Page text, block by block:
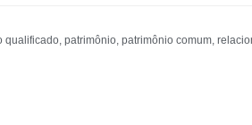
qualificado, patrimônio, patrimônio comum,